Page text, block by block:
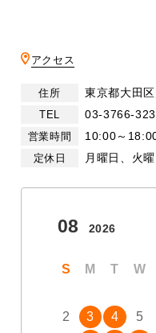
9 10
アクセス
住所 東京都大田
TEL 03-3766-
営業時間 10:00～
定休日 月曜日、火曜
08 2026
S M T W
2
3 4 5